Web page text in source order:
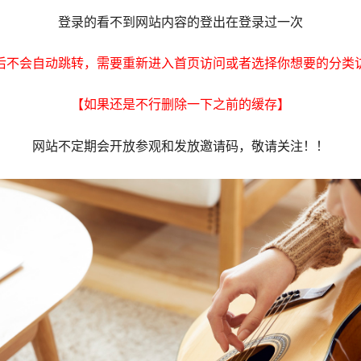
登录的看不到网站内容的登出在登录过一次
不会自动跳转，需要重新进入首页访问或者选择你想要的分类
【如果还是不行删除一下之前的缓存】
网站不定期会开放参观和发放邀请码，敬请关注！！